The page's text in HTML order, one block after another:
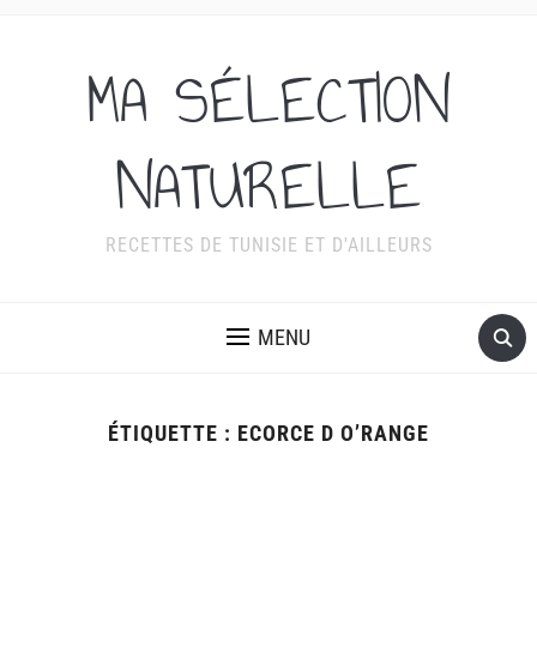
MA SÉLECTION
NATURELLE
RECETTES DE TUNISIE ET D'AILLEURS
MENU
ÉTIQUETTE : ECORCE D O’RANGE